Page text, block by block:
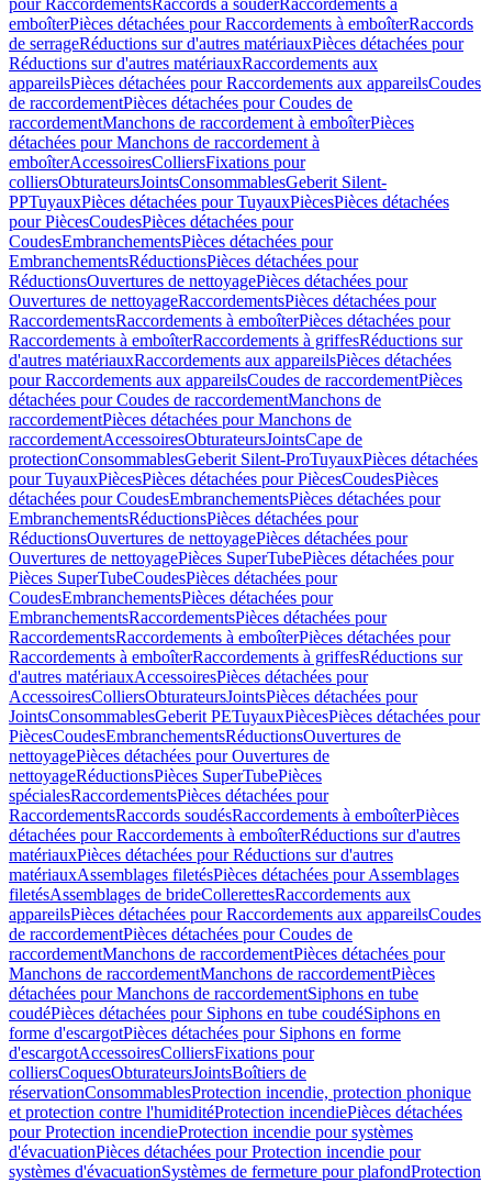
pour RaccordementsRaccords à souderRaccordements à
emboîterPièces détachées pour Raccordements à emboîterRaccords
de serrageRéductions sur d'autres matériauxPièces détachées pour
Réductions sur d'autres matériauxRaccordements aux
appareilsPièces détachées pour Raccordements aux appareilsCoudes
de raccordementPièces détachées pour Coudes de
raccordementManchons de raccordement à emboîterPièces
détachées pour Manchons de raccordement à
emboîterAccessoiresColliersFixations pour
colliersObturateursJointsConsommablesGeberit Silent-
PPTuyauxPièces détachées pour TuyauxPiècesPièces détachées
pour PiècesCoudesPièces détachées pour
CoudesEmbranchementsPièces détachées pour
EmbranchementsRéductionsPièces détachées pour
RéductionsOuvertures de nettoyagePièces détachées pour
Ouvertures de nettoyageRaccordementsPièces détachées pour
RaccordementsRaccordements à emboîterPièces détachées pour
Raccordements à emboîterRaccordements à griffesRéductions sur
d'autres matériauxRaccordements aux appareilsPièces détachées
pour Raccordements aux appareilsCoudes de raccordementPièces
détachées pour Coudes de raccordementManchons de
raccordementPièces détachées pour Manchons de
raccordementAccessoiresObturateursJointsCape de
protectionConsommablesGeberit Silent-ProTuyauxPièces détachées
pour TuyauxPiècesPièces détachées pour PiècesCoudesPièces
détachées pour CoudesEmbranchementsPièces détachées pour
EmbranchementsRéductionsPièces détachées pour
RéductionsOuvertures de nettoyagePièces détachées pour
Ouvertures de nettoyagePièces SuperTubePièces détachées pour
Pièces SuperTubeCoudesPièces détachées pour
CoudesEmbranchementsPièces détachées pour
EmbranchementsRaccordementsPièces détachées pour
RaccordementsRaccordements à emboîterPièces détachées pour
Raccordements à emboîterRaccordements à griffesRéductions sur
d'autres matériauxAccessoiresPièces détachées pour
AccessoiresColliersObturateursJointsPièces détachées pour
JointsConsommablesGeberit PETuyauxPiècesPièces détachées pour
PiècesCoudesEmbranchementsRéductionsOuvertures de
nettoyagePièces détachées pour Ouvertures de
nettoyageRéductionsPièces SuperTubePièces
spécialesRaccordementsPièces détachées pour
RaccordementsRaccords soudésRaccordements à emboîterPièces
détachées pour Raccordements à emboîterRéductions sur d'autres
matériauxPièces détachées pour Réductions sur d'autres
matériauxAssemblages filetésPièces détachées pour Assemblages
filetésAssemblages de brideCollerettesRaccordements aux
appareilsPièces détachées pour Raccordements aux appareilsCoudes
de raccordementPièces détachées pour Coudes de
raccordementManchons de raccordementPièces détachées pour
Manchons de raccordementManchons de raccordementPièces
détachées pour Manchons de raccordementSiphons en tube
coudéPièces détachées pour Siphons en tube coudéSiphons en
forme d'escargotPièces détachées pour Siphons en forme
d'escargotAccessoiresColliersFixations pour
colliersCoquesObturateursJointsBoîtiers de
réservationConsommablesProtection incendie, protection phonique
et protection contre l'humiditéProtection incendiePièces détachées
pour Protection incendieProtection incendie pour systèmes
d'évacuationPièces détachées pour Protection incendie pour
systèmes d'évacuationSystèmes de fermeture pour plafondProtection